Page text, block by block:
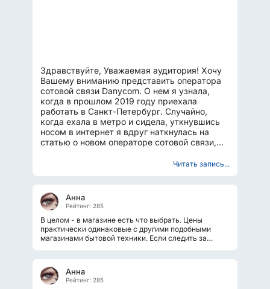
Здравствуйте, Уважаемая аудитория! Хочу
Вашему вниманию представить оператора
сотовой связи Danycom. О нем я узнала,
когда в прошлом 2019 году приехала
работать в Санкт-Петербург. Случайно,
когда ехала в метро и сидела, уткнувшись
носом в интернет я вдруг наткнулась на
статью о новом операторе сотовой связи,
Читать запись...
Анна
Рейтинг: 285
В целом - в магазине есть что выбрать. Цены
практически одинаковые с другими подобными
магазинами бытовой техники. Если следить за
Анна
Рейтинг: 285